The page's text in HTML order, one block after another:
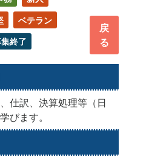
ベテラン
終了
戻
る
仕訳、決算処理等（日
びます。